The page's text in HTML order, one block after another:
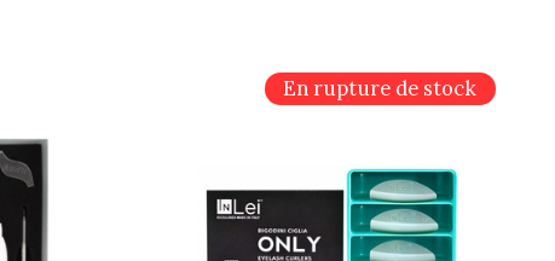
En rupture de stock